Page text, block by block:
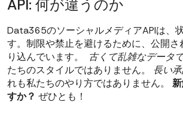
API: 何が違うのか
Data365のソーシャルメディアAPIは、
す。制限や禁止を避けるために、公開さ
り込んでいます。 古くて乱雑なデータ
たちのスタイルではありません。 長い
れも私たちのやり方ではありません。
すか？ ぜひとも！